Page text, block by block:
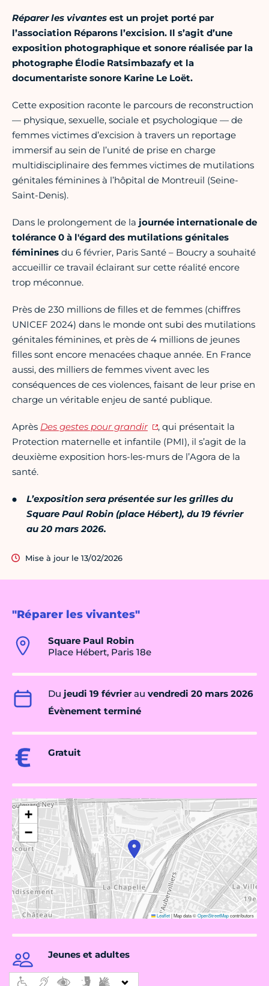
"Réparer les vivantes"
Square Paul Robin
Place Hébert, Paris 18e
Du jeudi 19 févrierau vendredi 20 mars 2026
Évènement terminé
Gratuit
+
−
Leaflet|Map data ©OpenStreetMapcontributors
Jeunes et adultes
Réparer les vivantes est un projet porté par
l’association Réparons l’excision. Il s’agit d’une
exposition photographique et sonore réalisée par la
photographe Élodie Ratsimbazafy et la
documentariste sonore Karine Le Loët.
Cette exposition raconte le parcours de reconstruction
— physique, sexuelle, sociale et psychologique — de
femmes victimes d’excision à travers un reportage
immersif au sein de l’unité de prise en charge
multidisciplinaire des femmes victimes de mutilations
génitales féminines à l’hôpital de Montreuil (Seine-
Saint-Denis).
Dans le prolongement de la journée internationale de
tolérance 0 à l'égard des mutilations génitales
féminines du 6 février, Paris Santé – Boucry a souhaité
accueillir ce travail éclairant sur cette réalité encore
trop méconnue.
Près de 230 millions de filles et de femmes (chiffres
UNICEF 2024) dans le monde ont subi des mutilations
génitales féminines, et près de 4 millions de jeunes
filles sont encore menacées chaque année. En France
aussi, des milliers de femmes vivent avec les
conséquences de ces violences, faisant de leur prise en
charge un véritable enjeu de santé publique.
Après Des gestes pour grandir
, qui présentait la
Protection maternelle et infantile (PMI), il s’agit de la
deuxième exposition hors-les-murs de l’Agora de la
santé.
L’exposition sera présentée sur les grilles du
Square Paul Robin (place Hébert), du 19 février
au 20 mars 2026.
Mise à jour le 13/02/2026